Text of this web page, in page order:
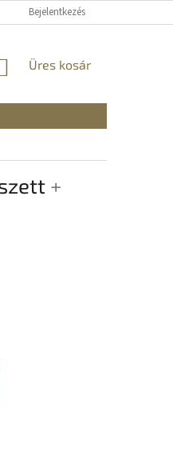
REKLAMÁCIÓK ÉS
Bejelentkezés
KOSÁR
Üres kosár
+